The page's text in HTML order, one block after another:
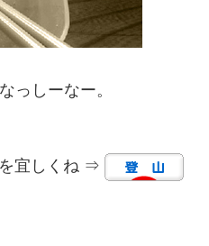
っしーなー。
宜しくね ⇒